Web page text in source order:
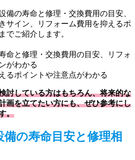
備の寿命と修理・交換費用の目安、
サイン、リフォーム費用を抑えるポ
でご紹介します。
命と修理・交換費用の目安、リフォ
がわかる
るポイントや注意点がわかる
討している方はもちろん、将来的な
画を立てたい方にも、ぜひ参考にし
。
の寿命目安と修理相